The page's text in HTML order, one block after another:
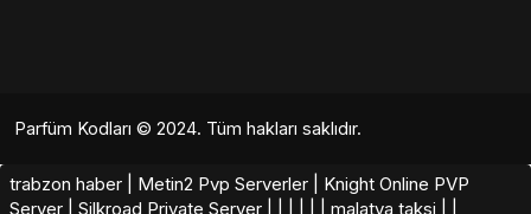
Parfüm Kodları © 2024. Tüm hakları saklıdır.
trabzon haber Metin2 Pvp Serverler
Knight Online PVP
Server
Silkroad Private Server​ malatya taksi